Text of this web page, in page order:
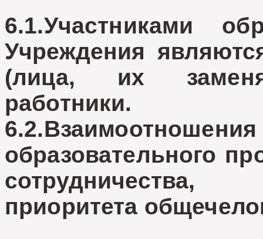
6.1.Участниками
Учреждения
(лица, их
работники.
образовательного
приоритета